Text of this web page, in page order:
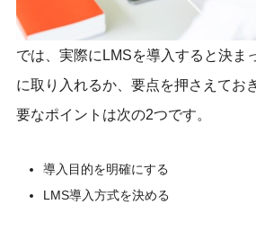
では、実際にLMSを導入すると決ま
に取り入れるか、要点を押さえてお
要なポイントは次の2つです。
導入目的を明確にする
LMS導入方式を決める